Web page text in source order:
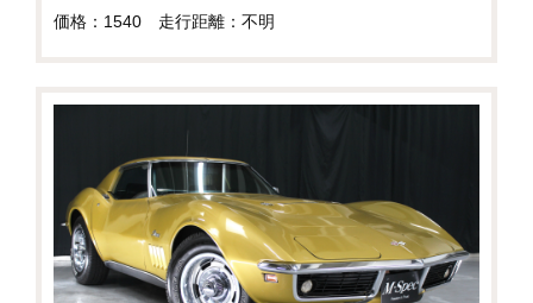
価格：1540 走行距離：不明